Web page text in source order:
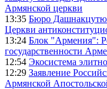
Армянской церкви
13:35 Бюро
Церкви
13:24 Блок "Армения":
государственности
12:54 Экосистема
12:29 Заявление
Армянской